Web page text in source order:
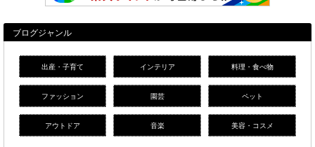
ブログジャンル
出産・子育て インテリア 料理・食べ物
ファッション 園芸 ペット
アウトドア 音楽 美容・コスメ